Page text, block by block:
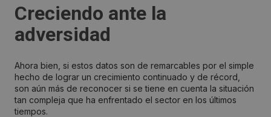
Creciendo ante la
adversidad
Ahora bien, si estos datos son de remarcables por el simple
hecho de lograr un crecimiento continuado y de récord,
son aún más de reconocer si se tiene en cuenta la situación
tan compleja que ha enfrentado el sector en los últimos
tiempos.